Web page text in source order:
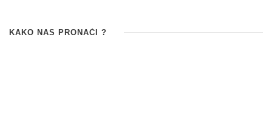
KAKO NAS PRONAĆI ?